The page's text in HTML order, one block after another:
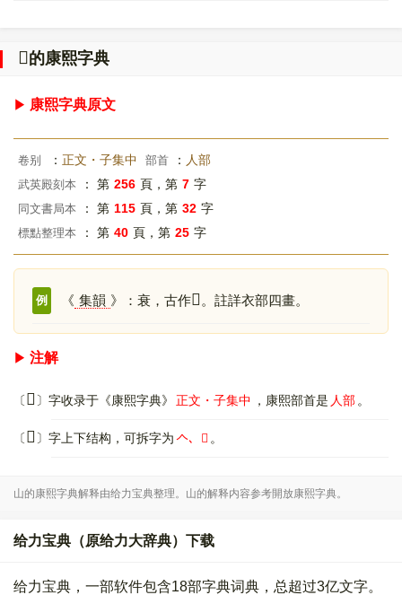
𠌺的康熙字典
康熙字典原文
卷别 ： 正文・子集中 部首 ： 人部
武英殿刻本 ： 第 256 頁，第 7 字
同文書局本 ： 第 115 頁，第 32 字
標點整理本 ： 第 40 頁，第 25 字
例 《 集韻 》：衰，古作𠌺 。註詳衣部四畫。
注解
〔 𠌺 〕字收录于《康熙字典》 正文・子集中 ，康熙部首是 人部 。
〔 𠌺 〕字上下结构，可拆字为𠆢、󶙥 。
山的康熙字典解释由给力宝典整理。山的解释内容参考開放康熙字典。
给力宝典（原给力大辞典）下载
给力宝典，一部软件包含18部字典词典，总超过3亿文字。